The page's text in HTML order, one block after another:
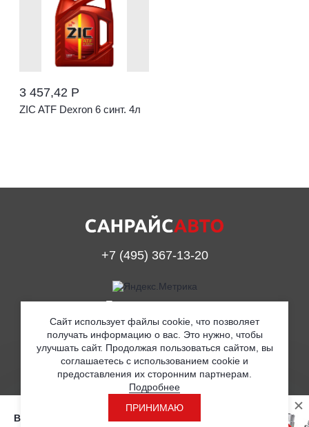
3 457,42 Р
ZIC ATF Dexron 6 синт. 4л
Вы находитесь на странице с розничными
+7 (495) 367-13-20
Принимаем к оплате
© ООО «Санрайс Авто» 2019
Согласие на обработку персональных данных
Политика в отношении обработки персональных данных
Сайт использует файлы cookie, что позволяет
получать информацию о вас. Это нужно, чтобы
улучшать сайт. Продолжая пользоваться сайтом, вы
соглашаетесь с использованием cookie и
предоставления их сторонним партнерам.
Подробнее
ПРИНИМАЮ